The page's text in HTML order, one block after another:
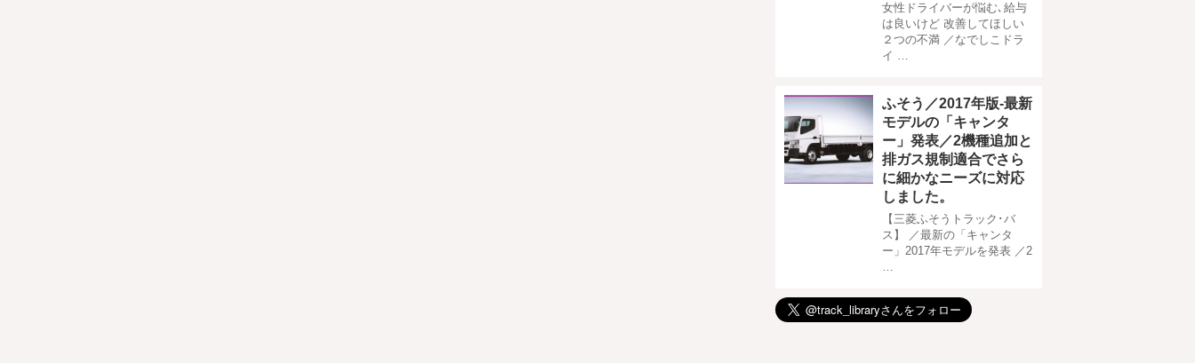
女性ドライバーが悩む､給与
は良いけど 改善してほしい
２つの不満 ／なでしこドラ
イ …
ふそう／2017年版-最新
モデルの「キャンタ
ー」発表／2機種追加と
排ガス規制適合でさら
に細かなニーズに対応
しました。
【三菱ふそうトラック･バ
ス】 ／最新の「キャンタ
ー」2017年モデルを発表 ／2
…